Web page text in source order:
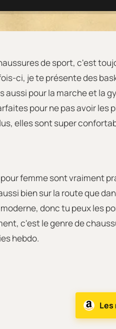
de sport, c'est
ci, je te présente des
aussi pour la marche et la
pour ne pas avoir les
elles sont super
femme sont vraiment
bien sur la route que
donc tu peux les
c'est le genre de
hebdo.
Les